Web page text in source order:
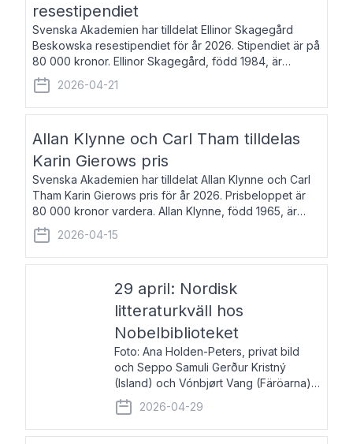
resestipendiet
Svenska Akademien har tilldelat Ellinor Skagegård
Beskowska resestipendiet för år 2026. Stipendiet är på
80 000 kronor. Ellinor Skagegård, född 1984, är
författare, journalist och musiker. Hon skriver
återkommande för Svenska Dagbladet, Ups
2026-04-21
Allan Klynne och Carl Tham tilldelas
Karin Gierows pris
Svenska Akademien har tilldelat Allan Klynne och Carl
Tham Karin Gierows pris för år 2026. Prisbeloppet är
80 000 kronor vardera. Allan Klynne, född 1965, är
arkeolog, författare, översättare och fil.dr i antikens
kultur och samhällsliv. Ut
2026-04-15
29 april: Nordisk
litteraturkväll hos
Nobelbiblioteket
Foto: Ana Holden-Peters, privat bild
och Seppo Samuli Gerður Kristný
(Island) och Vónbjørt Vang (Färöarna)
läser ur sina verk och samtalar med
John Swedenmark. De läser upp på
färöiska, isländska och svenska och
2026-04-29